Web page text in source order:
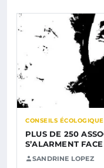
CONSEILS
PLUS DE 250
S’ALARMENT
SANDRINE LOPEZ